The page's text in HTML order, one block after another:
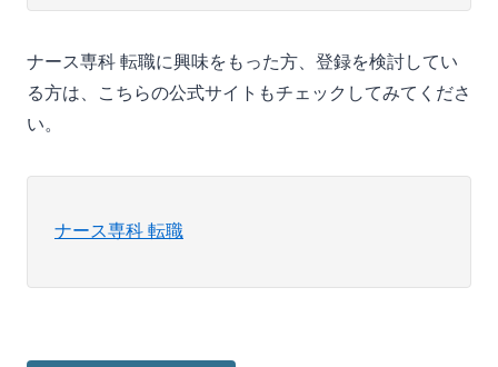
ナース専科 転職に興味をもった方、登録を検討してい
る方は、こちらの公式サイトもチェックしてみてくださ
い。
ナース専科 転職